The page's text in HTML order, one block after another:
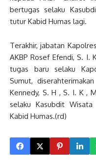
bertugas selaku
tutur Kabid Humas lagi.
Terakhir, jabatan
AKBP Rosef Efendi, S. I.
tugas baru selaku
Sumut,
Kennedy, S. H , S. I. K ,
selaku Kasubdit
Kabid Humas.(rd)